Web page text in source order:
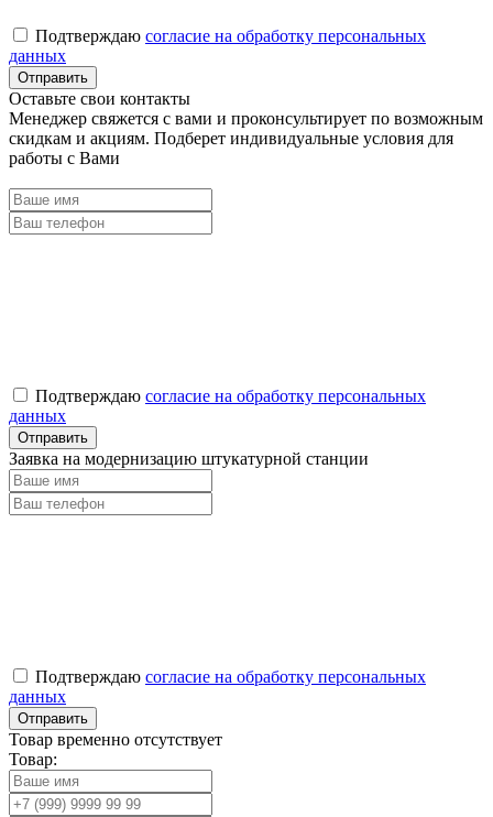
Подтверждаю согласие на обработку персональных
данных
Оставьте свои контакты
Менеджер свяжется с вами и проконсультирует по возможным
скидкам и акциям. Подберет индивидуальные условия для
работы с Вами
Подтверждаю согласие на обработку персональных
данных
Заявка на модернизацию штукатурной станции
Подтверждаю согласие на обработку персональных
данных
Товар временно отсутствует
Товар: